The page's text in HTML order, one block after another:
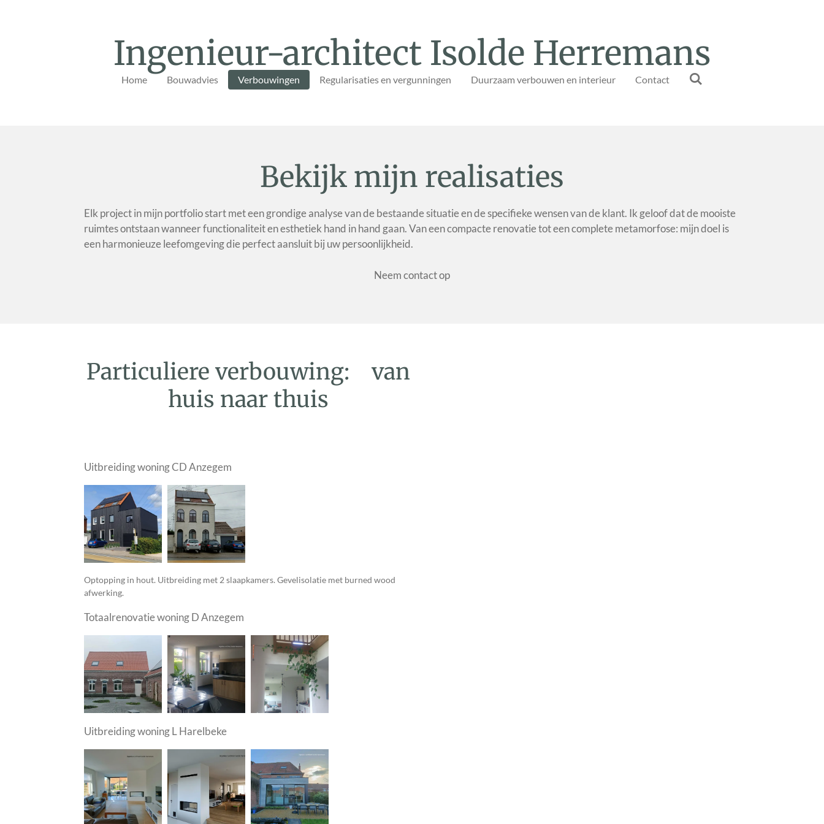
Ingenieur-architect Isolde Herremans
Home Bouwadvies Verbouwingen Regularisaties en vergunningen Duurzaam verbouwen en interieur Contact
Bekijk mijn realisaties
Elk project in mijn portfolio start met een grondige analyse van de bestaande situatie en de specifieke wensen van de klant. Ik geloof dat de mooiste
ruimtes ontstaan wanneer functionaliteit en esthetiek hand in hand gaan.Van een compacte renovatie tot een complete metamorfose: mijn doel is
een harmonieuze leefomgeving die perfect aansluit bij uw persoonlijkheid.
Neem contact op
Particuliere verbouwing: van
huis naar thuis
Uitbreiding woning CD Anzegem
Optopping in hout. Uitbreiding met 2 slaapkamers. Gevelisolatie met burned wood
afwerking.
Totaalrenovatie woning D Anzegem
Uitbreiding woning L Harelbeke